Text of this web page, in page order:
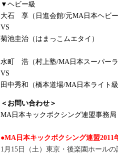
▼ヘビー級
大石 享（日進会館/元MA日本ヘビ
VS
菊池圭治（はまっこムエタイ）
水町 浩（村上塾/MA日本スーパー
VS
田中秀和（橋本道場/MA日本ライト
＜お問い合わせ＞
MA日本キックボクシング連盟事務局
●MA日本キックボクシング連盟2011
1月15日（土）東京・後楽園ホール